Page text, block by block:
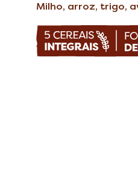
Milho, arroz, trigo,